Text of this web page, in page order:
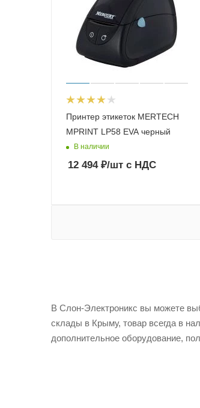
Принтер этикеток MERTECH
MPRINT LP58 EVA черный
В наличии
12 494₽/шт с НДС
В Слон-Электроникс вы можете
склады в Крыму, товар всегда в
дополнительное оборудование,